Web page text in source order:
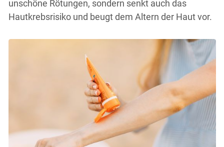
unschöne Rötungen, sondern senkt auch das
Hautkrebsrisiko und beugt dem Altern der Haut vor.